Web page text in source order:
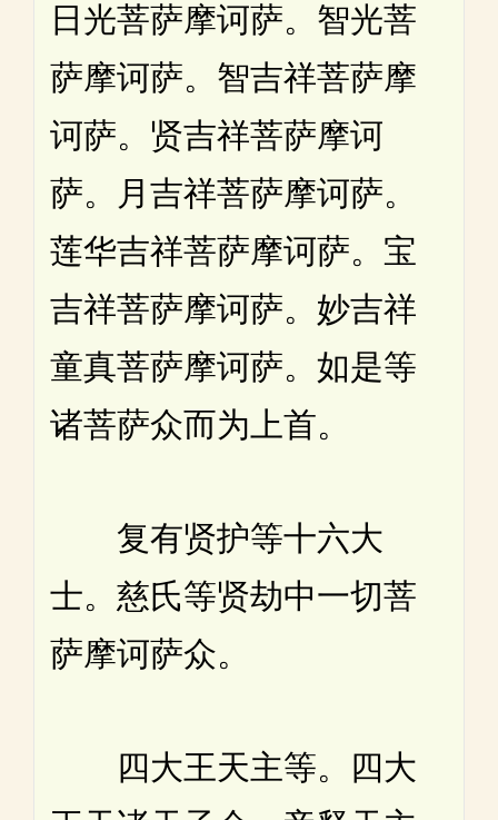
日光菩萨摩诃萨。智光菩
萨摩诃萨。智吉祥菩萨摩
诃萨。贤吉祥菩萨摩诃
萨。月吉祥菩萨摩诃萨。
莲华吉祥菩萨摩诃萨。宝
吉祥菩萨摩诃萨。妙吉祥
童真菩萨摩诃萨。如是等
诸菩萨众而为上首。
复有贤护等十六大
士。慈氏等贤劫中一切菩
萨摩诃萨众。
四大王天主等。四大